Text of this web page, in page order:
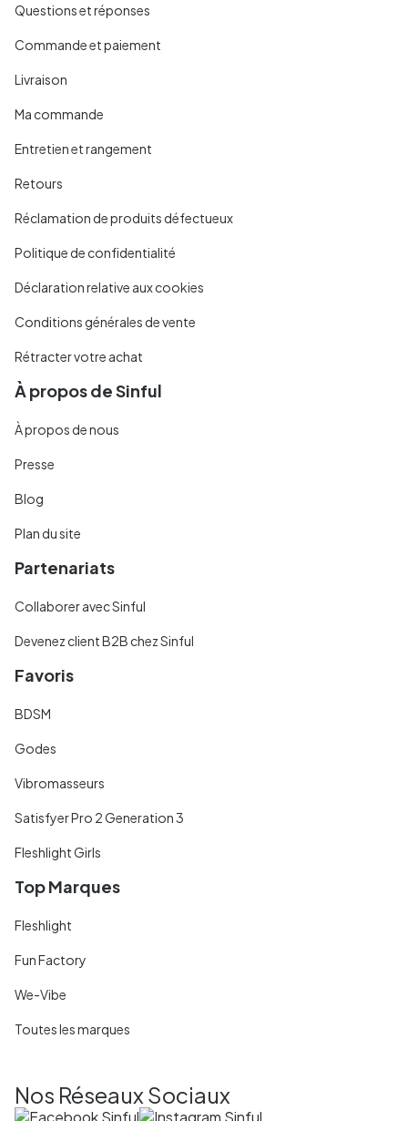
Questions et réponses
Commande et paiement
Livraison
Ma commande
Entretien et rangement
Retours
Réclamation de produits défectueux
Politique de confidentialité
Déclaration relative aux cookies
Conditions générales de vente
Rétracter votre achat
À propos de Sinful
À propos de nous
Presse
Blog
Plan du site
Partenariats
Collaborer avec Sinful
Devenez client B2B chez Sinful
Favoris
BDSM
Godes
Vibromasseurs
Satisfyer Pro 2 Generation 3
Fleshlight Girls
Top Marques
Fleshlight
Fun Factory
We-Vibe
Toutes les marques
Nos Réseaux Sociaux